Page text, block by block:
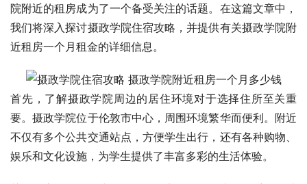
院附近的租房成为了一个备受关注的话题。在这篇文章中，
我们将深入探讨摄政学院住宿攻略，并提供有关摄政学院附
近租房一个月租金的详细信息。
首先，了解摄政学院周边的居住环境对于选择住所至关重
要。摄政学院位于伦敦市中心，周围环境繁华而便利。附近
不仅有多个公共交通站点，方便学生出行，还有各种购物、
娱乐和文化设施，为学生提供了丰富多彩的生活体验。